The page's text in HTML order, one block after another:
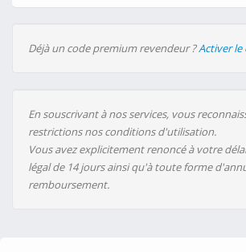
Déjà un code premium revendeur ?Activer le
En souscrivant à nos services, vous
restrictions nos conditions d'utilisation.
Vous avez explicitement renoncé à votre
légal de 14 jours ainsi qu'à toute forme
remboursement.